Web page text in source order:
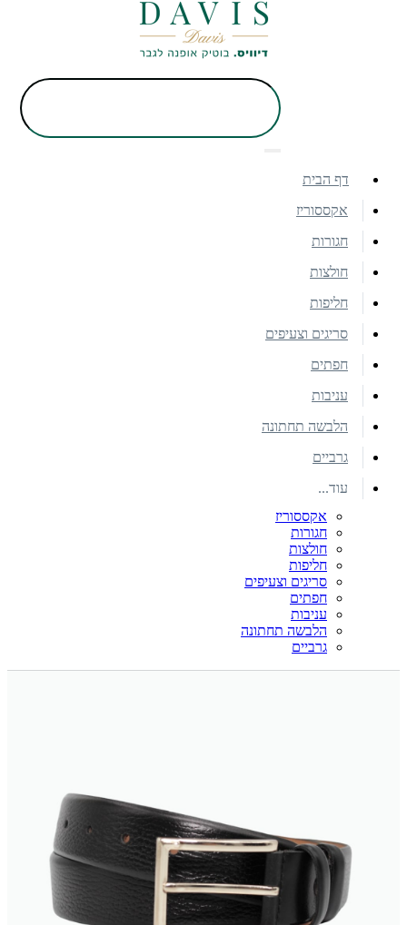
דף הבית
אקססוריז
חגורות
חולצות
חליפות
סריגים וצעיפים
חפתים
עניבות
הלבשה תחתונה
גרביים
עוד...
אקססוריז
חגורות
חולצות
חליפות
סריגים וצעיפים
חפתים
עניבות
הלבשה תחתונה
גרביים